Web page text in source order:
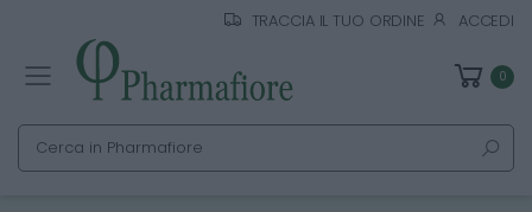
TRACCIA IL TUO ORDINE ACCEDI
Toggle mobile menu 0
Cerca